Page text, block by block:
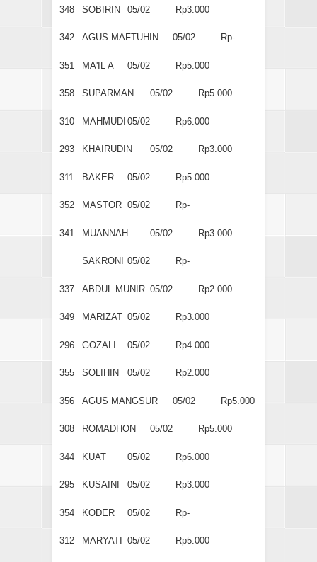
348 SOBIRIN 05/02 Rp3.000
342 AGUS MAFTUHIN 05/02 Rp-
351 MA'IL A 05/02 Rp5.000
358 SUPARMAN 05/02 Rp5.000
310 MAHMUDI 05/02 Rp6.000
293 KHAIRUDIN 05/02 Rp3.000
311 BAKER 05/02 Rp5.000
352 MASTOR 05/02 Rp-
341 MUANNAH 05/02 Rp3.000
SAKRONI 05/02 Rp-
337 ABDUL MUNIR 05/02 Rp2.000
349 MARIZAT 05/02 Rp3.000
296 GOZALI 05/02 Rp4.000
355 SOLIHIN 05/02 Rp2.000
356 AGUS MANGSUR 05/02 Rp5.000
308 ROMADHON 05/02 Rp5.000
344 KUAT 05/02 Rp6.000
295 KUSAINI 05/02 Rp3.000
354 KODER 05/02 Rp-
312 MARYATI 05/02 Rp5.000